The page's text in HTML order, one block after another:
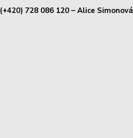
(+420) 728 086 120 – Alice Simonová